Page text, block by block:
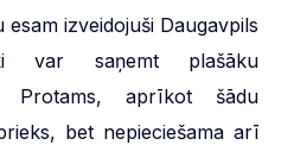
izveidojuši Daugavpils
var saņemt plašāku
Protams, aprīkot šādu
bet nepieciešama arī